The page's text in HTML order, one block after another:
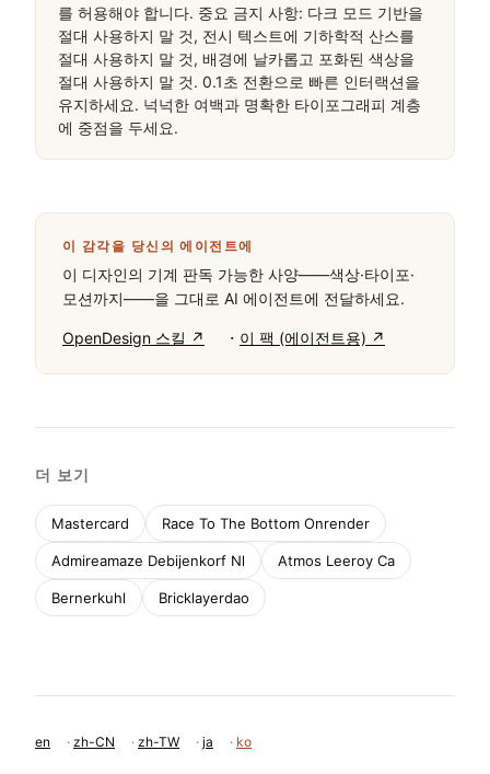
를 허용해야 합니다. 중요 금지 사항: 다크 모드 기반을
절대 사용하지 말 것, 전시 텍스트에 기하학적 산스를
절대 사용하지 말 것, 배경에 날카롭고 포화된 색상을
절대 사용하지 말 것. 0.1초 전환으로 빠른 인터랙션을
유지하세요. 넉넉한 여백과 명확한 타이포그래피 계층
에 중점을 두세요.
이 감각을 당신의 에이전트에
이 디자인의 기계 판독 가능한 사양——색상·타이포·
모션까지——을 그대로 AI 에이전트에 전달하세요.
OpenDesign 스킬 ↗ · 이 팩 (에이전트용) ↗
더 보기
Mastercard Race To The Bottom Onrender
Admireamaze Debijenkorf Nl Atmos Leeroy Ca
Bernerkuhl Bricklayerdao
en · zh-CN · zh-TW · ja · ko